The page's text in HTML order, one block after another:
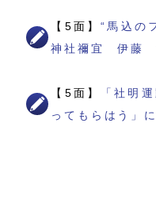
【5面】“馬込の
神社禰宜 伊藤
【5面】
「社明
ってもらはう」に